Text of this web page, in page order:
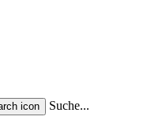
Suche...